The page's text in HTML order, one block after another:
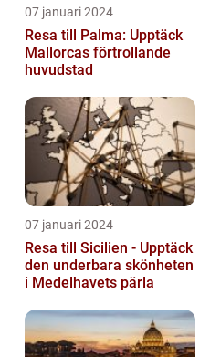
07 januari 2024
Resa till Palma: Upptäck
Mallorcas förtrollande
huvudstad
07 januari 2024
Resa till Sicilien - Upptäck
den underbara skönheten
i Medelhavets pärla